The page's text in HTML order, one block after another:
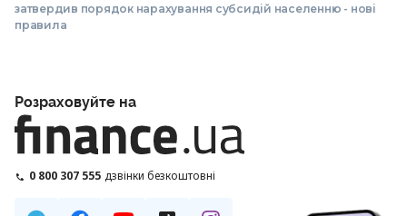
затвердив порядок нарахування субсидій населенню - нові
правила
Розраховуйте на
0 800 307 555 дзвінки безкоштовні